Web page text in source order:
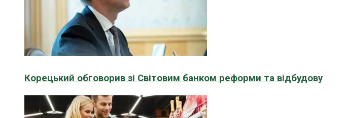
Корецький обговорив зі Світовим банком реформи та відбудову